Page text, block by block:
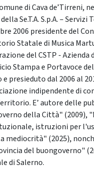
di Cava de’Tirreni,
Se.T.A. S.p.A. –
2006 presidente del
Statale di Musica
del CSTP - Azienda
Stampa e Portavoce
presieduto dal 2006 al
indipendente di
E’ autore delle
della Città" (2009),
istruzioni per
mediocrità" (2025),
del buongoverno"
di Salerno.